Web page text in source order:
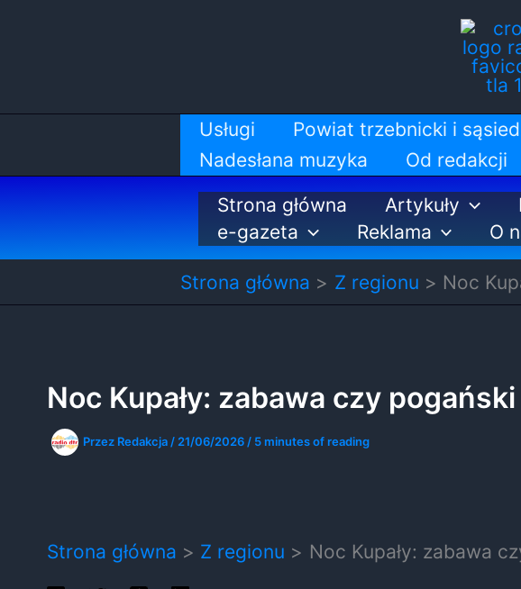
Usługi Powiat trzebnicki i
Nadesłana muzyka
Od redakcji
Strona główna
Artykuły
e-gazeta
Reklama O
Strona główna
Z regionu Noc
Noc Kupały: zabawa czy
Przez Redakcja / 21/06/2026 / 5 minutes of reading
Strona główna Z regionu Noc Kupały: zabawa